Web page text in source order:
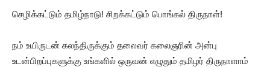
செழிக்கட்டும் தமிழ்நாடு! சிறக்கட்டும் பொங்கல் திருநாள்!
நம் உயிருடன் கலந்திருக்கும் தலைவர் கலைஞரின் அன்பு
உடன்பிறப்புகளுக்கு உங்களில் ஒருவன் எழுதும் தமிழர் திருநாளாம்